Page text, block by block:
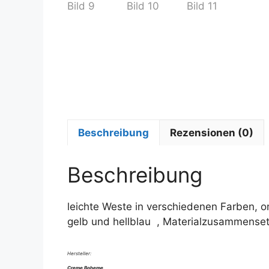
Beschreibung Rezensionen (0)
Beschreibung
leichte Weste in verschiedenen Farben,
gelb und hellblau ,
Hersteller:
Creme Boheme